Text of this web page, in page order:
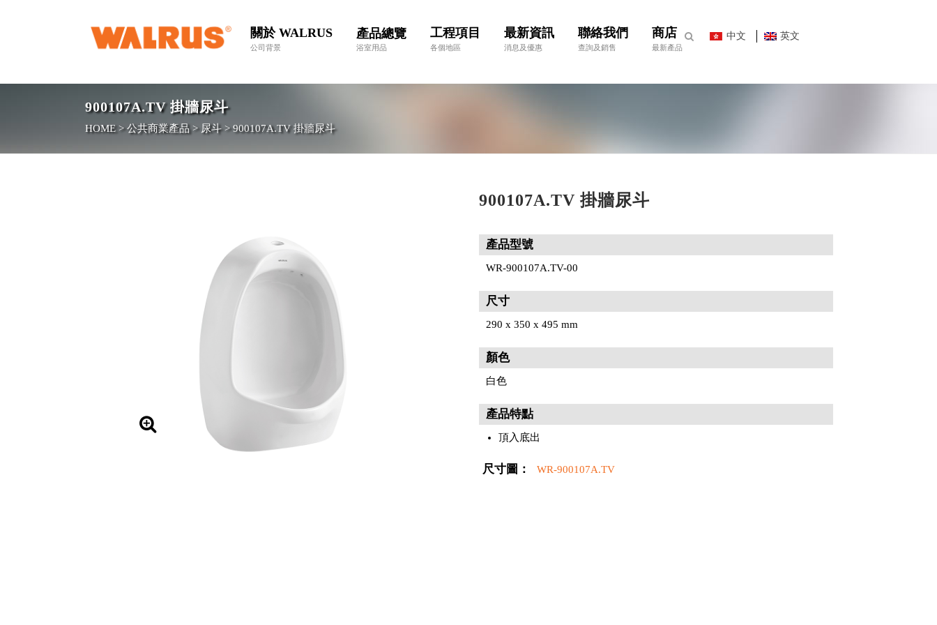
中文 英文
關於 WALRUS
公司背景
產品總覽
浴室用品
工程項目
各個地區
最新資訊
消息及優惠
聯絡我們
查詢及銷售
商店
最新產品
900107A.TV掛牆尿斗
HOME >公共商業產品> 尿斗>900107A.TV掛牆尿斗
900107A.TV 掛牆尿斗
產品型號
WR-900107A.TV-00
尺寸
290 x 350 x 495 mm
顏色
白色
產品特點
頂入底出
尺寸圖： WR-900107A.TV